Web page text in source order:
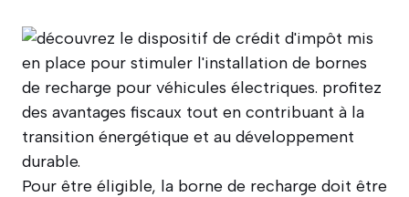
Pour être éligible, la borne de recharge doit être